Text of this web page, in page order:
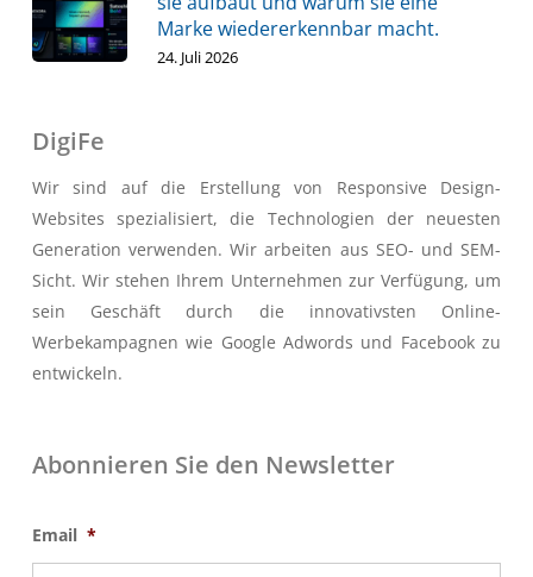
Marke wiedererkennbar macht.
24. Juli 2026
DigiFe
Wir sind auf die Erstellung von Responsive Design-
Websites spezialisiert, die Technologien der neuesten
Generation verwenden. Wir arbeiten aus SEO- und SEM-
Sicht. Wir stehen Ihrem Unternehmen zur Verfügung, um
sein Geschäft durch die innovativsten Online-
Werbekampagnen wie Google Adwords und Facebook zu
entwickeln.
Abonnieren Sie den Newsletter
Email *